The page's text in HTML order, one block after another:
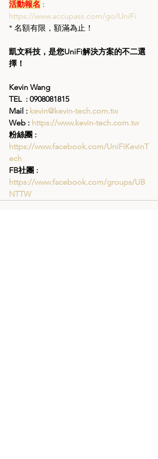
活動報名 :
https://www.accupass.com/go/UniFi
* 名額有限，額滿為止！
凱文科技，是您UniFi解決方案的不二選
擇！
Kevin Wang
TEL  : 0908081815
Mail : kevin@kevin-tech.com.tw
Web : https://www.kevin-tech.com.tw
粉絲團 :
https://www.facebook.com/UniFiKevinT
ech
FB社團 :
https://www.facebook.com/groups/UB
NTTW